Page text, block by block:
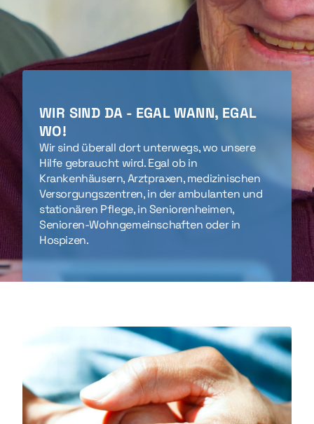
WIR SIND DA - EGAL WANN, EGAL
WO!
Wir sind überall dort unterwegs, wo unsere
Hilfe gebraucht wird. Egal ob in
Krankenhäusern, Arztpraxen, medizinischen
Versorgungszentren, in der ambulanten und
stationären Pflege, in Seniorenheimen,
Senioren-Wohngemeinschaften oder in
Hospizen.